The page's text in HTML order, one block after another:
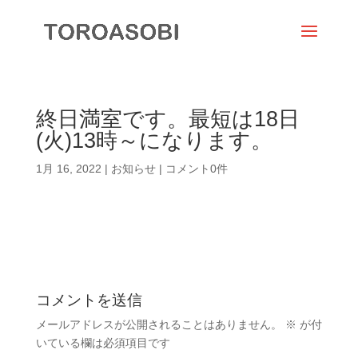
終日満室です。最短は18日
(火)13時～になります。
1月 16, 2022 | お知らせ| コメント0件
コメントを送信
メールアドレスが公開されることはありません。 ※ が付
いている欄は必須項目です